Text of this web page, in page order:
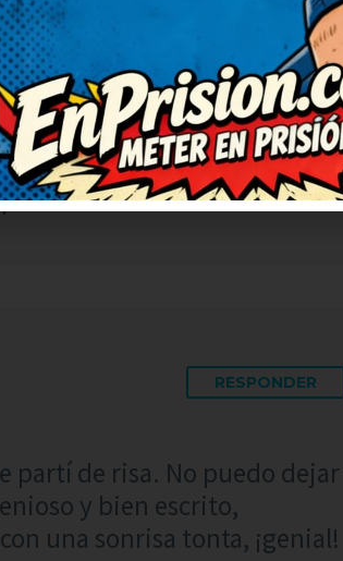
RESPONDER
una carcajada tremenda.
chistes como este. El juego
sorprendido. Ahora mismo lo
RESPONDER
partí de risa. No puedo dejar
y bien escrito,
una sonrisa tonta, ¡genial!